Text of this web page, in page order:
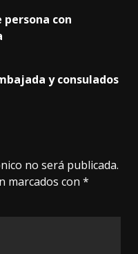
persona con
y consulados
no será publicada.
marcados con *